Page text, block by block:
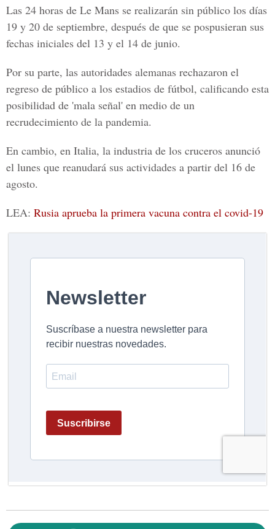
Las 24 horas de Le Mans se realizarán sin público los días
19 y 20 de septiembre, después de que se pospusieran sus
fechas iniciales del 13 y el 14 de junio.
Por su parte, las autoridades alemanas rechazaron el
regreso de público a los estadios de fútbol, calificando esta
posibilidad de 'mala señal' en medio de un
recrudecimiento de la pandemia.
En cambio, en Italia, la industria de los cruceros anunció
el lunes que reanudará sus actividades a partir del 16 de
agosto.
LEA: Rusia aprueba la primera vacuna contra el covid-19